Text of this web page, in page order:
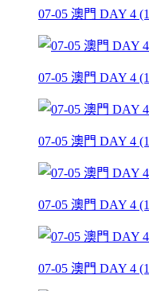
07-05 澳門 DAY 4
07-05 澳門 DAY 4
07-05 澳門 DAY 4
07-05 澳門 DAY 4
07-05 澳門 DAY 4